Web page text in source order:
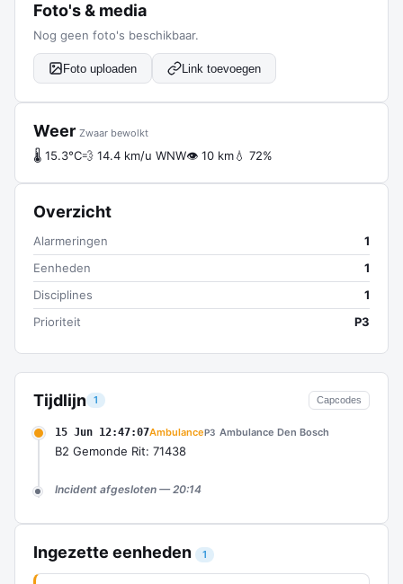
Tijdlijn 1 Capcodes
15 Jun 12:47:07AmbulanceP3 Ambulance Den Bosch
B2 Gemonde Rit: 71438
Incident afgesloten — 20:14
Ingezette eenheden 1
Foto's & media
Nog geen foto's beschikbaar.
Foto uploaden Link toevoegen
Weer Zwaar bewolkt
🌡 15.3°C💨 14.4 km/u WNW👁 10 km💧 72%
Overzicht
Alarmeringen
1
Eenheden
1
Disciplines
1
Prioriteit
P3